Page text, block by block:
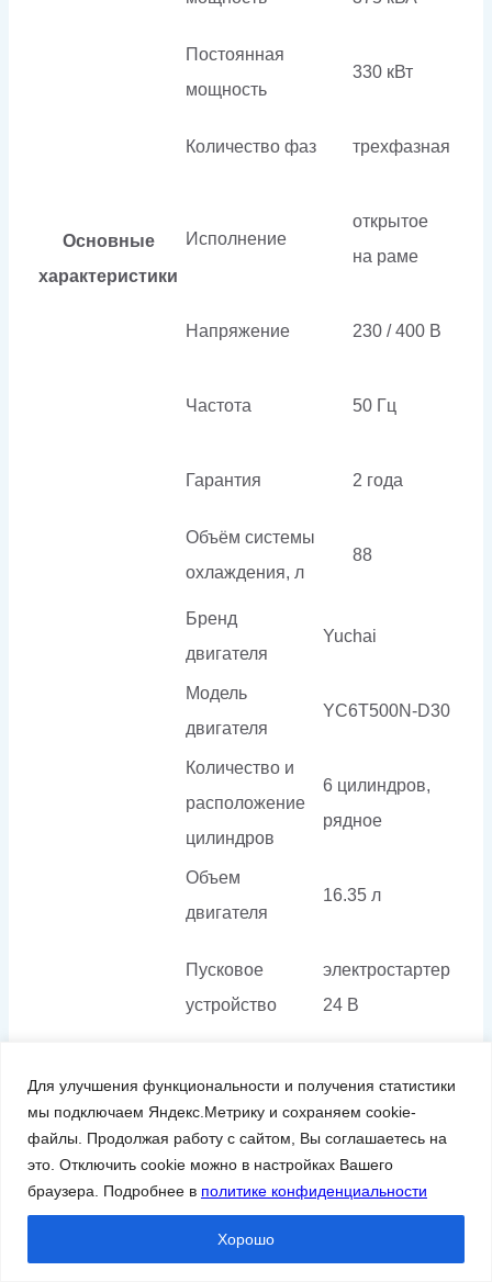
Для улучшения функциональности и получения статистики
мы подключаем Яндекс.Метрику и сохраняем cookie-
файлы. Продолжая работу с сайтом, Вы соглашаетесь на
это. Отключить cookie можно в настройках Вашего
браузера. Подробнее в политике конфиденциальности
Хорошо
Основные
характеристики
Постоянная
мощность
330 кВт
Количество фаз трехфазная
Исполнение
открытое
на раме
Напряжение 230 / 400 В
Частота 50 Гц
Гарантия 2 года
Объём системы
охлаждения, л
88
Двигатель
Бренд
двигателя
Yuchai
Модель
двигателя
YC6T500N-D30
Количество и
расположение
цилиндров
6 цилиндров,
рядное
Объем
двигателя
16.35 л
Пусковое
устройство
электростартер
24 В
Ход поршня 165 мм
Частота
вращения
Диаметр
поршня